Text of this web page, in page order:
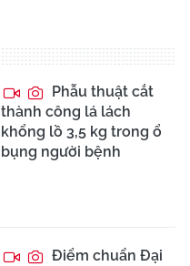
Phẫu thuật cắt
thành công lá lách
khổng lồ 3,5 kg trong ổ
bụng người bệnh
Điểm chuẩn Đại